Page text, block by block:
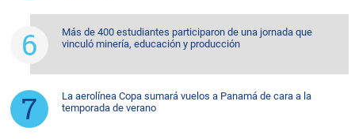
Más de 400 estudiantes participaron de una jornada que
vinculó minería, educación y producción
La aerolínea Copa sumará vuelos a Panamá de cara a la
temporada de verano